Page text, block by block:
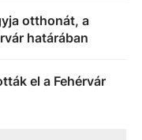
otthonát, a
határában
el a Fehérvár